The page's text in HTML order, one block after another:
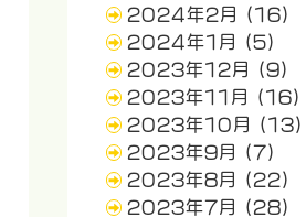
2024年2月
(16)
2024年1月
(5)
2023年12月
(9)
2023年11月
(16)
2023年10月
(13)
2023年9月
(7)
2023年8月
(22)
2023年7月
(28)